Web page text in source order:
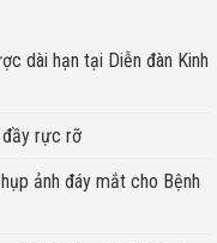
dài hạn tại Diễn đàn Kinh
đầy rực rỡ
ảnh đáy mắt cho Bệnh